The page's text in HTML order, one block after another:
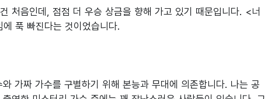
처음인데, 점점 더 우승 상금을 향해 가고 있기 때문입니다. <너
푹 빠진다는 것이었습니다.
가짜 가수를 구별하기 위해 본능과 무대에 의존합니다. 나는 공